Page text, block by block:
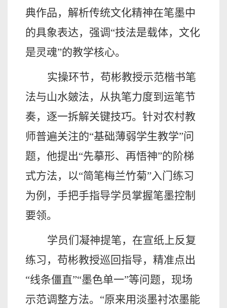
典作品，解析传统文化精神在笔墨中
的具象表达，强调“技法是载体，文化
是灵魂”的教学核心。
实操环节，苟彬教授示范楷书笔
法与山水皴法，从执笔力度到运笔节
奏，逐一拆解关键技巧。针对农村教
师普遍关注的“基础薄弱学生教学”问
题，他提出“先摹形、再悟神”的阶梯
式方法，以“简笔梅兰竹菊”入门练习
为例，手把手指导学员掌握笔墨控制
要领。
学员们凝神提笔，在宣纸上反复
练习，苟彬教授巡回指导，精准点出
“线条僵直”“墨色单一”等问题，现场
示范调整方法。“原来用淡墨衬浓墨能